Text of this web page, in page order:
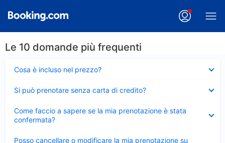
Le 10 domande più frequenti
Cosa è incluso nel prezzo?
chiuso
Si può prenotare senza carta di credito?
chiuso
Come faccio a sapere se la mia prenotazione è stata
confermata?
chiuso
Posso cancellare o modificare la mia prenotazione su